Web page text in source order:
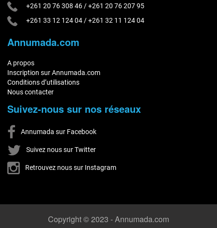
+261 20 76 308 46 /+261 20 76 207 95
+261 33 12 124 04 /+261 32 11 124 04
Annumada.com
A propos
Inscription sur Annumada.com
Conditions d’utilisations
Nous contacter
Suivez-nous sur nos réseaux
Annumada sur Facebook
Suivez nous sur Twitter
Retrouvez nous sur Instagram
Copyright © 2023 - Annumada.com